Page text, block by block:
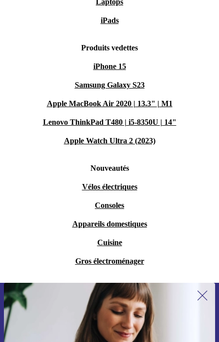
Laptops
iPads
Produits vedettes
iPhone 15
Samsung Galaxy S23
Apple MacBook Air 2020 | 13.3" | M1
Lenovo ThinkPad T480 | i5-8350U | 14"
Apple Watch Ultra 2 (2023)
Nouveautés
Vélos électriques
Consoles
Appareils domestiques
Cuisine
Gros électroménager
Inscrivez-vous à notre newsletter pour
la première fois et économisez 15 € !
Ne manquez plus aucune offre.